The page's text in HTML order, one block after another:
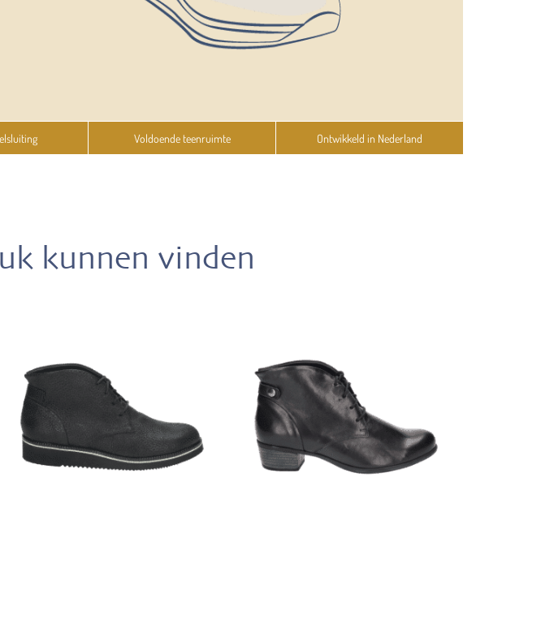
Voldoende teenruimte Ontwikkeld in Nederland
kunnen vinden